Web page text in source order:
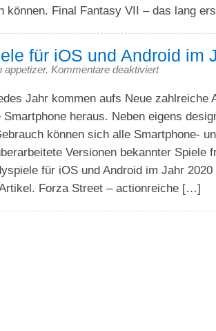
können. Final Fantasy VII – das lang
für iOS und Android im
appetizer. Kommentare deaktiviert
Jahr kommen aufs Neue zahlreiche
heraus. Neben eigens
können sich alle Smartphone-
Versionen bekannter Spiele
für iOS und Android im Jahr
Forza Street – actionreiche […]